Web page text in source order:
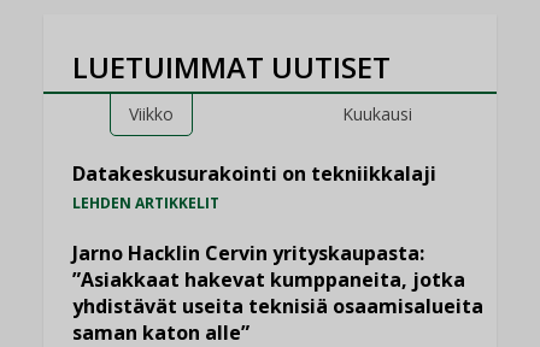
LUETUIMMAT UUTISET
Viikko Kuukausi
Datakeskusurakointi on tekniikkalaji
LEHDEN ARTIKKELIT
Jarno Hacklin Cervin yrityskaupasta:
”Asiakkaat hakevat kumppaneita, jotka
yhdistävät useita teknisiä osaamisalueita
saman katon alle”